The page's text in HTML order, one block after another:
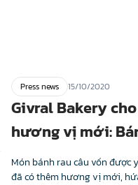
Press news 15/10/2020
Givral Bakery
hương vị mới:
Món bánh rau câu vốn được
đã có thêm hương vị mới,